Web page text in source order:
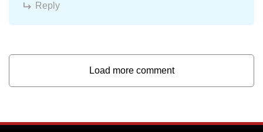
Reply
Load more comment